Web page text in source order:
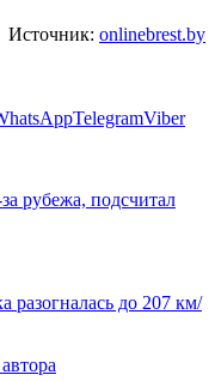
Источник: onlinebrest.by
TelegramViber
рубежа, подсчитал
разогналась до 207 км/